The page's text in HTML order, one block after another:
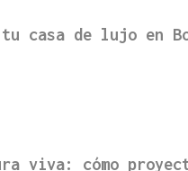
casa de lujo en
viva: cómo